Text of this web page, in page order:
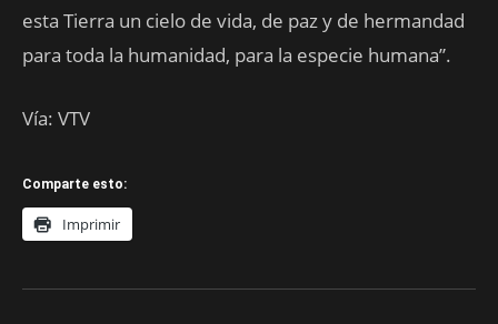
esta Tierra un cielo de vida, de paz y de hermandad
para toda la humanidad, para la especie humana”.
Vía: VTV
Comparte esto:
Imprimir